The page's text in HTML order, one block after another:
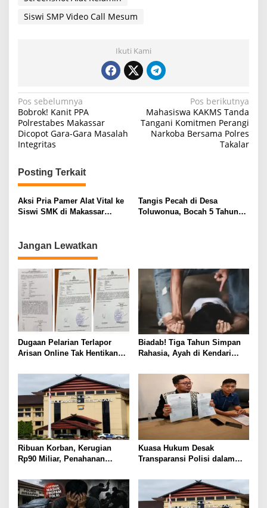
Siswi SMP Video Call Mesum
Ikuti Kami
N
a
v
g
a
s
p
o
s
Pos sebelumnya
Bobrok! Kanit PPA
Polrestabes Makassar
Dicopot Gara-Gara Masalah
Integritas
Pos berikutnya
Mahasiswa KAKMS Tanda
Tangani Komitmen Perangi
Narkoba Bersama Polres
Takalar
Posting Terkait
Aksi Pria Pamer Alat Vital ke
Siswi SMK di Makassar
Tangis Pecah di Desa
Toluwonua, Bocah 5 Tahun
Jangan Lewatkan
Dugaan Pelarian Terlapor
Arisan Online Tak Hentikan
Biadab! Tiga Tahun Simpan
Rahasia, Ayah di Kendari
Nafsu
Ribuan Korban, Kerugian
Rp90 Miliar, Penahanan
Misteri
Kuasa Hukum Desak
Transparansi Polisi dalam